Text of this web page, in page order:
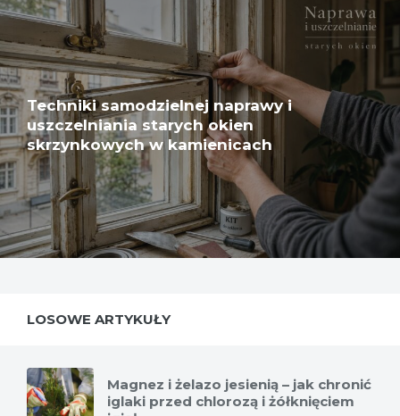
Techniki samodzielnej naprawy i
uszczelniania starych okien
skrzynkowych w kamienicach
LOSOWE ARTYKUŁY
Magnez i żelazo jesienią – jak chronić
iglaki przed chlorozą i żółknięciem